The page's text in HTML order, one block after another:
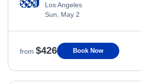
Los Angeles
Sun, May 2
from $426 Book Now